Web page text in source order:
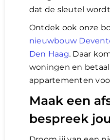
dat de sleutel
Ontdek ook onze
nieuwbouw
Den Haag. Daar
woningen en
appartementen
Maak een
bespreek